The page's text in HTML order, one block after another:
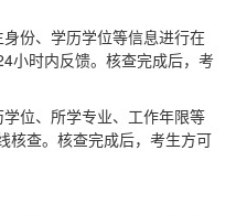
身份、学历学位等信息进行在
小时内反馈。核查完成后，考
学位、所学专业、工作年限等
核查。核查完成后，考生方可